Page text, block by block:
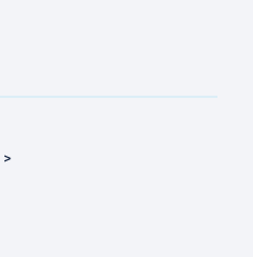
>